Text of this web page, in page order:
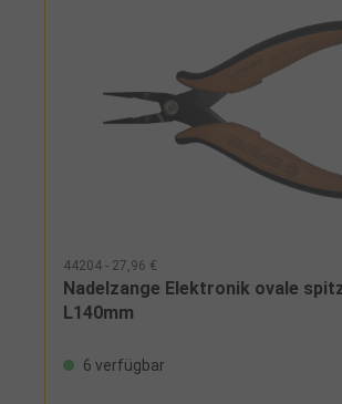
44204 - 27,96 €
Nadelzange Elektronik ovale
L140mm
6 verfügbar